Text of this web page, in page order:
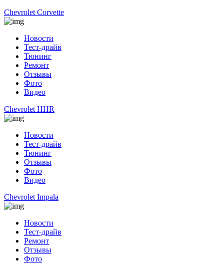
Chevrolet Corvette
Новости
Тест-драйв
Тюнинг
Ремонт
Отзывы
Фото
Видео
Chevrolet HHR
Новости
Тест-драйв
Тюнинг
Отзывы
Фото
Видео
Chevrolet Impala
Новости
Тест-драйв
Ремонт
Отзывы
Фото